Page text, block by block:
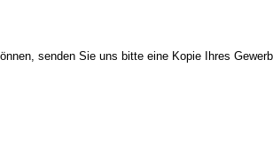
senden Sie uns bitte eine Kopie Ihres